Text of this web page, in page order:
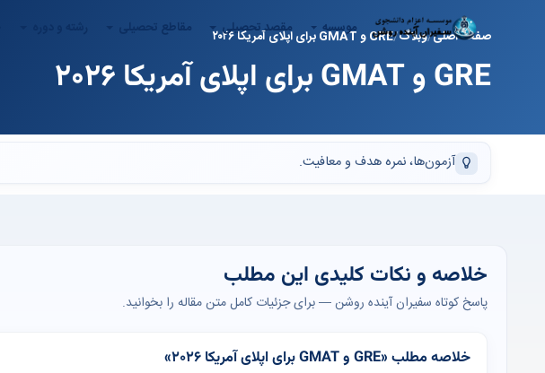
موسسه مقصد تحصیلی مقاطع تحصیلی صفحه اصلی وبلاگ GRE و GMAT برای اپلای آمریکا ۲۰۲۶
GRE و GMAT برای اپلای آمریکا ۲۰۲۶
آزمون‌ها، نمره هدف و معافیت.
خلاصه و نکات کلیدی این مطلب
پاسخ کوتاه سفیران آینده روشن — برای جزئیات کامل متن مقاله را بخوانید.
خلاصه مطلب «GRE و GMAT برای اپلای آمریکا ۲۰۲۶»